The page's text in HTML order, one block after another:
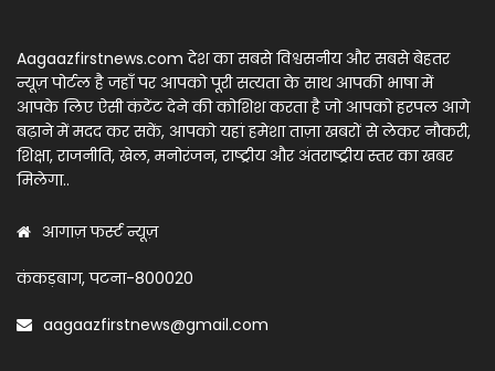
Aagaazfirstnews.com देश का सबसे विश्वसनीय और सबसे बेहतर
न्यूज़ पोर्टल है जहाँ पर आपको पूरी सत्यता के साथ आपकी भाषा में
आपके लिए ऐसी कंटेंट देने की कोशिश करता है जो आपको हरपल आगे
बढ़ाने में मदद कर सकें, आपको यहां हमेशा ताज़ा खबरों से लेकर नौकरी,
शिक्षा, राजनीति, खेल, मनोरंजन, राष्ट्रीय और अंतराष्ट्रीय स्तर का खबर
मिलेगा..
आगाज़ फर्स्ट न्यूज़
कंकड़बाग, पटना-800020
aagaazfirstnews@gmail.com